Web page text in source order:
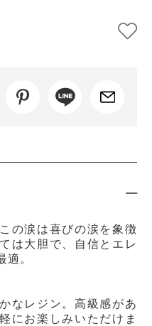
の涙は喜びの涙を象徴
は大胆で、自信とエレ
適。
なレジン。高級感があ
にお楽しみいただけま